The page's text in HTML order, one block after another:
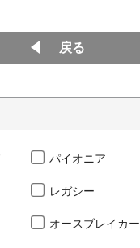
戻る
パイオニア
レガシー
オースブレイカー